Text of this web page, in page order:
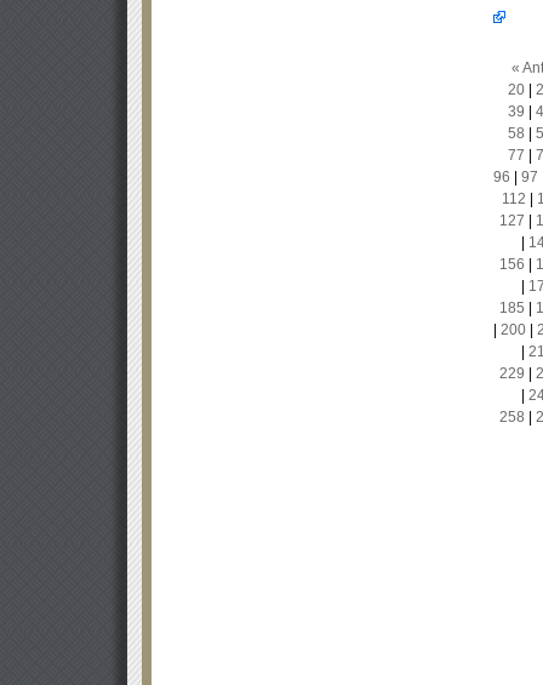
«
20|
39
58
77
96
97
112
127
156
185
200|
229
258